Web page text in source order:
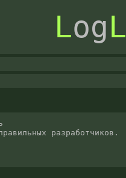
LogL
разработчиков.